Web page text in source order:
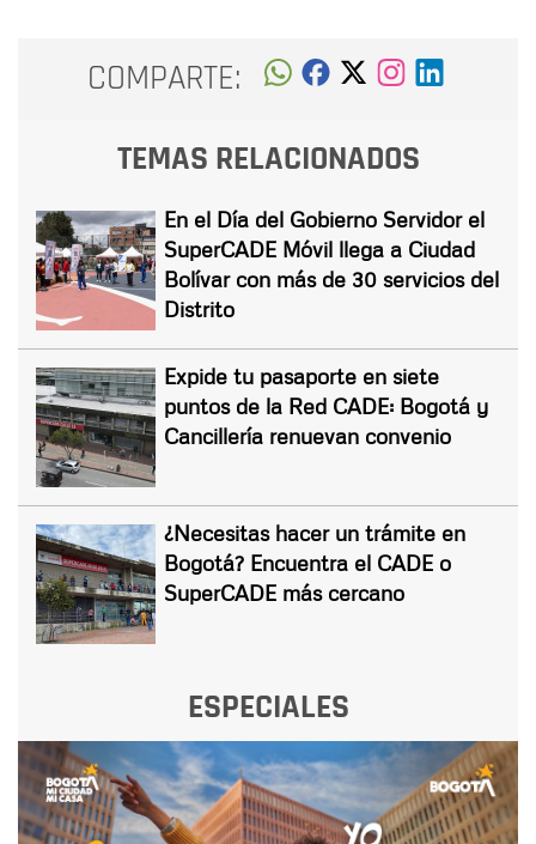
COMPARTE:
TEMAS RELACIONADOS
En el Día del Gobierno Servidor el
SuperCADE Móvil llega a Ciudad
Bolívar con más de 30 servicios del
Distrito
Expide tu pasaporte en siete
puntos de la Red CADE: Bogotá y
Cancillería renuevan convenio
¿Necesitas hacer un trámite en
Bogotá? Encuentra el CADE o
SuperCADE más cercano
ESPECIALES